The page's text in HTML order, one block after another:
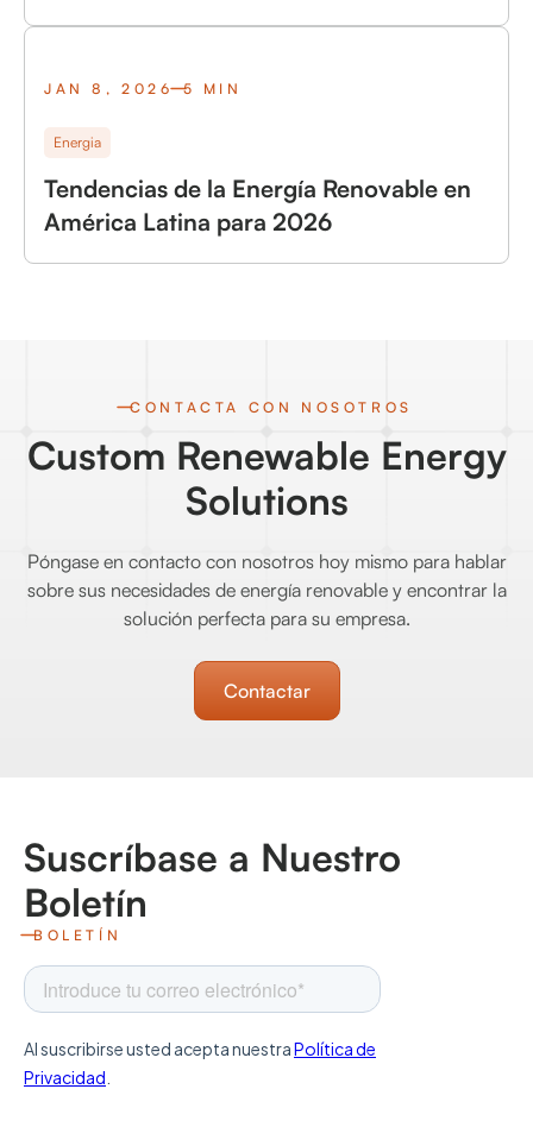
JAN 8, 2026 5 MIN
Energia
Tendencias de la Energía Renovable en
América Latina para 2026
CONTACTA CON NOSOTROS
Custom Renewable Energy
Solutions
Póngase en contacto con nosotros hoy mismo para hablar
sobre sus necesidades de energía renovable y encontrar la
solución perfecta para su empresa.
Contactar
Suscríbase a Nuestro
Boletín
BOLETÍN